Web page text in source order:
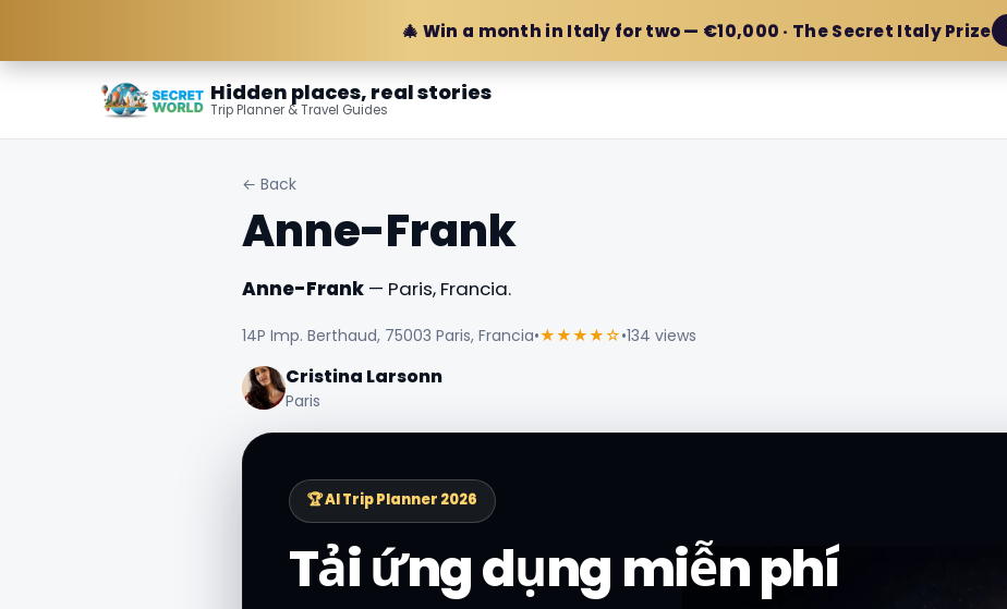
🎄 Win a month in Italy for two — €10,000 · The Secret Italy Prize
Hidden places, real stories
Trip Planner & Travel Guides
← Back
Anne-Frank
Anne-Frank— Paris, Francia.
14P Imp. Berthaud, 75003 Paris, Francia•★★★★☆•134 views
Cristina Larsonn
Paris
🏆 AI Trip Planner 2026
Tải ứng dụng miễn phí